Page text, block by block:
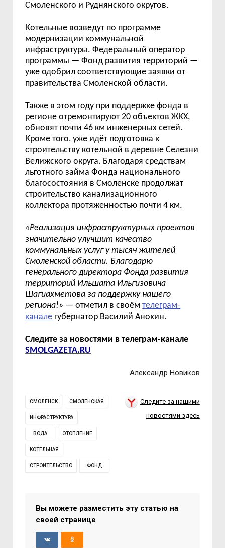
Смоленского и Руднянского округов.
Котельные возведут по программе
модернизации коммунальной
инфраструктуры. Федеральный оператор
программы — Фонд развития территорий —
уже одобрил соответствующие заявки от
правительства Смоленской области.
Также в этом году при поддержке фонда в
регионе отремонтируют 20 объектов ЖКХ,
обновят почти 46 км инженерных сетей.
Кроме того, уже идёт подготовка к
строительству котельной в деревне Селезни
Велижского округа. Благодаря средствам
льготного займа Фонда национального
благосостояния в Смоленске продолжат
строительство канализационного
коллектора протяженностью почти 4 км.
«Реализация инфраструктурных проектов
значительно улучшит качество
коммунальных услуг у тысяч жителей
Смоленской области. Благодарю
генерального директора Фонда развития
территорий Ильшата Ильгизовича
Шагиахметова за поддержку нашего
региона!» — отметил в своёмтелеграм-
канале губернатор Василий Анохин.
Следите за новостями в телеграм-канале
SMOLGAZETA.RU
Александр Новиков
СМОЛЕНСК СМОЛЕНСКАЯ
ИНФРАСТРУКТУРА
ВОДА ОТОПЛЕНИЕ
КОТЕЛЬНАЯ
СТРОИТЕЛЬСТВО ФОНД
Следите за нашими
новостями здесь
Вы можете разместить эту статью на
своей странице